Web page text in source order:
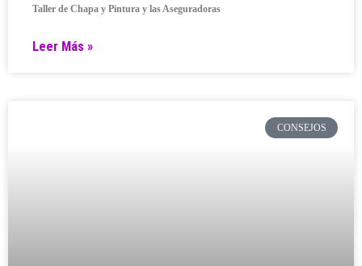
Taller de Chapa y Pintura y las Aseguradoras
Leer Más »
CONSEJOS